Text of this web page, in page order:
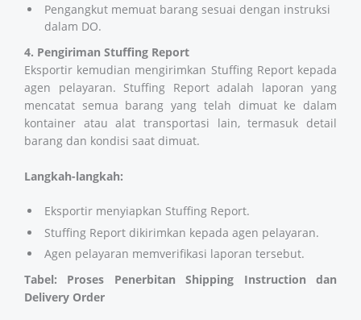
Pengangkut memuat barang sesuai dengan instruksi
dalam DO.
4. Pengiriman Stuffing Report
Eksportir kemudian mengirimkan Stuffing Report kepada
agen pelayaran. Stuffing Report adalah laporan yang
mencatat semua barang yang telah dimuat ke dalam
kontainer atau alat transportasi lain, termasuk detail
barang dan kondisi saat dimuat.
Langkah-langkah:
Eksportir menyiapkan Stuffing Report.
Stuffing Report dikirimkan kepada agen pelayaran.
Agen pelayaran memverifikasi laporan tersebut.
Tabel: Proses Penerbitan Shipping Instruction dan
Delivery Order